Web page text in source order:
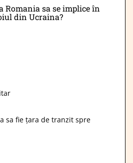
Romania sa se implice în
din Ucraina?
sa fie țara de tranzit spre